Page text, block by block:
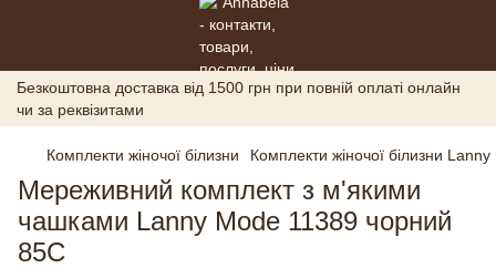
Безкоштовна доставка від 1500 грн при повній оплаті онлайн
чи за реквізитами
Комплекти жіночої білизни Комплекти жіночої білизни
Мереживний комплект з м'якими
чашками Lanny Mode 11389 чорний
85C